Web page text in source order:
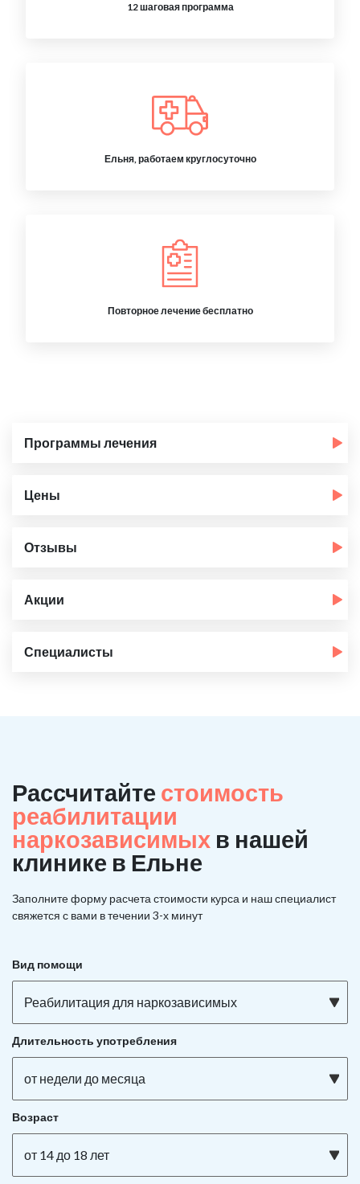
12 шаговая программа
Ельня, работаем круглосуточно
Повторное лечение бесплатно
Программы лечения
Цены
Отзывы
Акции
Специалисты
Рассчитайте стоимость
реабилитации
наркозависимых в нашей
клинике в Ельне
Заполните форму расчета стоимости курса и наш специалист
свяжется с вами в течении 3-х минут
Вид помощи
Реабилитация для наркозависимых
Длительность употребления
от недели до месяца
Возраст
от 14 до 18 лет